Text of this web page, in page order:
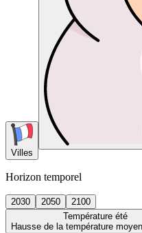
Villes
Horizon temporel
2030 2050
2100
Température été
Hausse de la température